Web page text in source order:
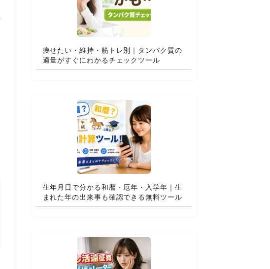
痩せたい・維持・筋トレ別｜タンパク質の
適量がすぐにわかるチェックツール
生年月日で分かる和暦・厄年・入学年｜生
まれた年の出来事も確認できる無料ツール